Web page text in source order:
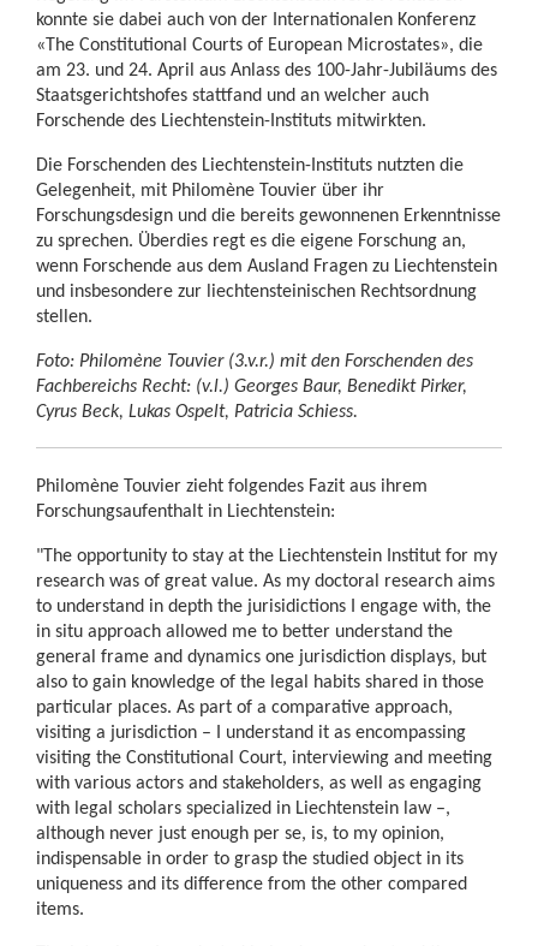
konnte sie dabei auch von der Internationalen Konferenz
«The Constitutional Courts of European Microstates», die
am 23. und 24. April aus Anlass des 100-Jahr-Jubiläums des
Staatsgerichtshofes stattfand und an welcher auch
Forschende des Liechtenstein-Instituts mitwirkten.
Die Forschenden des Liechtenstein-Instituts nutzten die
Gelegenheit, mit Philomène Touvier über ihr
Forschungsdesign und die bereits gewonnenen Erkenntnisse
zu sprechen. Überdies regt es die eigene Forschung an,
wenn Forschende aus dem Ausland Fragen zu Liechtenstein
und insbesondere zur liechtensteinischen Rechtsordnung
stellen.
Foto: Philomène Touvier (3.v.r.) mit den Forschenden des
Fachbereichs Recht: (v.l.) Georges Baur, Benedikt Pirker,
Cyrus Beck, Lukas Ospelt, Patricia Schiess.
Philomène Touvier zieht folgendes Fazit aus ihrem
Forschungsaufenthalt in Liechtenstein:
"The opportunity to stay at the Liechtenstein Institut for my
research was of great value. As my doctoral research aims
to understand in depth the jurisidictions I engage with, the
in situ approach allowed me to better understand the
general frame and dynamics one jurisdiction displays, but
also to gain knowledge of the legal habits shared in those
particular places. As part of a comparative approach,
visiting a jurisdiction – I understand it as encompassing
visiting the Constitutional Court, interviewing and meeting
with various actors and stakeholders, as well as engaging
with legal scholars specialized in Liechtenstein law –,
although never just enough per se, is, to my opinion,
indispensable in order to grasp the studied object in its
uniqueness and its difference from the other compared
items.